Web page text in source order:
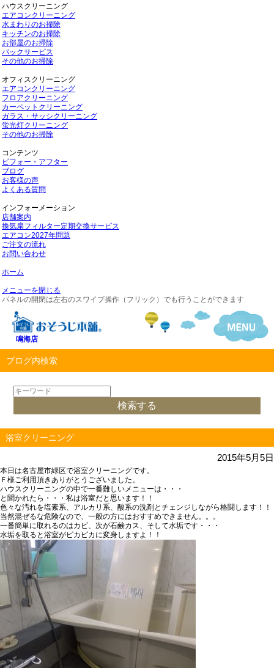
ハウスクリーニング
エアコンクリーニング
水まわりのお掃除
キッチンのお掃除
お部屋のお掃除
パックサービス
その他のお掃除
オフィスクリーニング
エアコンクリーニング
フロアクリーニング
カーペットクリーニング
ガラス・サッシクリーニング
蛍光灯クリーニング
その他のお掃除
コンテンツ
ビフォー・アフター
ブログ
お客様の声
よくある質問
インフォーメーション
店舗案内
換気扇フィルター定期交換サービス
エアコン2027年問題
ご注文の流れ
お問い合わせ
ホーム
メニューを閉じる
パネルの開閉は左右のスワイプ操作（フリック）でも行うことができます
鳴海店
ブログ内検索
浴室クリーニング
2015年5月5日
本日は名古屋市緑区で浴室クリーニングです。
Ｆ様ご利用頂きありがとうございました。
ハウスクリーニングの中で一番難しいメニューは・・・
と聞かれたら・・・私は浴室だと思います！！
色々な汚れを塩素系、アルカリ系、酸系の洗剤とチェンジしながら格闘します！！
当然混ぜるな危険なので、一般の方にはおすすめできません。。。
一番簡単に取れるのはカビ、次が石鹸カス、そして水垢です・・・
水垢を取ると浴室がピカピカに変身しますよ！！